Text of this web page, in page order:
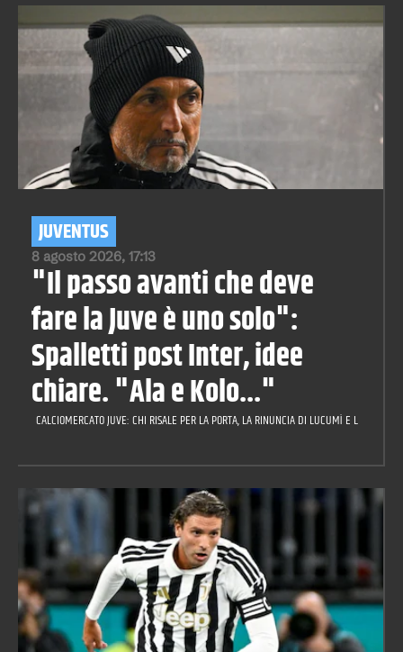
8 agosto 2026, 17:13
JUVENTUS
"Il passo avanti che deve
fare la Juve è uno solo":
Spalletti post Inter, idee
chiare. "Ala e Kolo..."
CALCIOMERCATO JUVE: CHI RISALE PER LA PORTA, LA RINUNCIA DI LUCUMÌ E LA